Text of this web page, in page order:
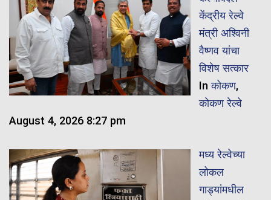
केंद्रीय रेल्वे
मंत्री अश्विनी
वैष्णव यांचा
विशेष सत्कार
Inकोकण,
कोकण रेल्वे
August 4, 2026 8:27 pm
मध्य रेल्वेच्या
लोकल
गाड्यांमधील